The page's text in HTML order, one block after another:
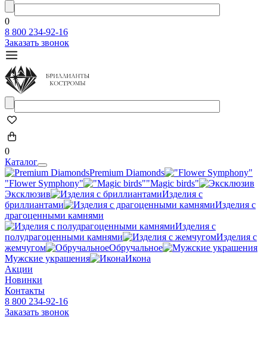
0
8 800 234-92-16
Заказать звонок
0
Каталог
Premium Diamonds
"Flower Symphony"
"Magic birds"
Эксклюзив
Изделия с
бриллиантами
Изделия с
драгоценными камнями
Изделия с
полудрагоценными камнями
Изделия с
жемчугом
Обручальное
Мужские украшения
Икона
Акции
Новинки
Контакты
8 800 234-92-16
Заказать звонок